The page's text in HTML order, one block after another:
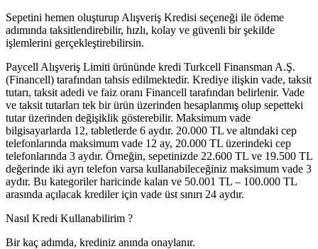
Sepetini hemen oluşturup Alışveriş Kredisi seçeneği ile ödeme
adımında taksitlendirebilir, hızlı, kolay ve güvenli bir şekilde
işlemlerini gerçekleştirebilirsin.
Paycell Alışveriş Limiti ürününde kredi Turkcell Finansman A.Ş.
(Financell) tarafından tahsis edilmektedir. Krediye ilişkin vade, taksit
tutarı, taksit adedi ve faiz oranı Financell tarafından belirlenir. Vade
ve taksit tutarları tek bir ürün üzerinden hesaplanmış olup sepetteki
tutar üzerinden değişiklik gösterebilir. Maksimum vade
bilgisayarlarda 12, tabletlerde 6 aydır. 20.000 TL ve altındaki cep
telefonlarında maksimum vade 12 ay, 20.000 TL üzerindeki cep
telefonlarında 3 aydır. Örneğin, sepetinizde 22.600 TL ve 19.500 TL
değerinde iki ayrı telefon varsa kullanabileceğiniz maksimum vade 3
aydır. Bu kategoriler haricinde kalan ve 50.001 TL – 100.000 TL
arasında açılacak krediler için vade üst sınırı 24 aydır.
Nasıl Kredi Kullanabilirim ?
Bir kaç adımda, krediniz anında onaylanır.